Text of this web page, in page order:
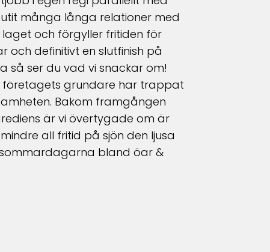
många långa relationer med
och förgyller fritiden för
definitivt en slutfinish på
så ser du vad vi snackar om!
företagets grundare har trappat
Bakom framgången
är vi övertygade om är
all fritid på sjön den ljusa
bland öar &